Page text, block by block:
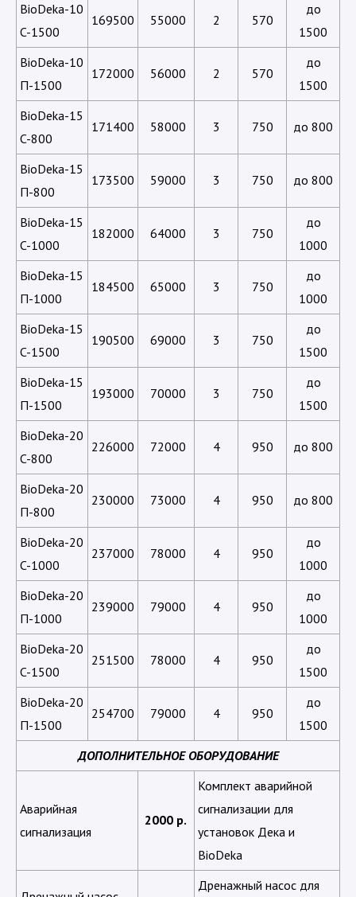
BioDeka-10
C-1500
169500 55000 2 570
до
1500
BioDeka-10
П-1500
172000 56000 2 570
до
1500
BioDeka-15
C-800
171400 58000 3 750 до 800
BioDeka-15
П-800
173500 59000 3 750 до 800
BioDeka-15
C-1000
182000 64000 3 750
до
1000
BioDeka-15
П-1000
184500 65000 3 750
до
1000
BioDeka-15
C-1500
190500 69000 3 750
до
1500
BioDeka-15
П-1500
193000 70000 3 750
до
1500
BioDeka-20
C-800
226000 72000 4 950 до 800
BioDeka-20
П-800
230000 73000 4 950 до 800
BioDeka-20
C-1000
237000 78000 4 950
до
1000
BioDeka-20
П-1000
239000 79000 4 950
до
1000
BioDeka-20
C-1500
251500 78000 4 950
до
1500
BioDeka-20
П-1500
254700 79000 4 950
до
1500
ДОПОЛНИТЕЛЬНОЕ ОБОРУДОВАНИЕ
Аварийная
сигнализация
2000 р.
Комплект аварийной
сигнализации для
установок Дека и
BioDeka
Дренажный насос для